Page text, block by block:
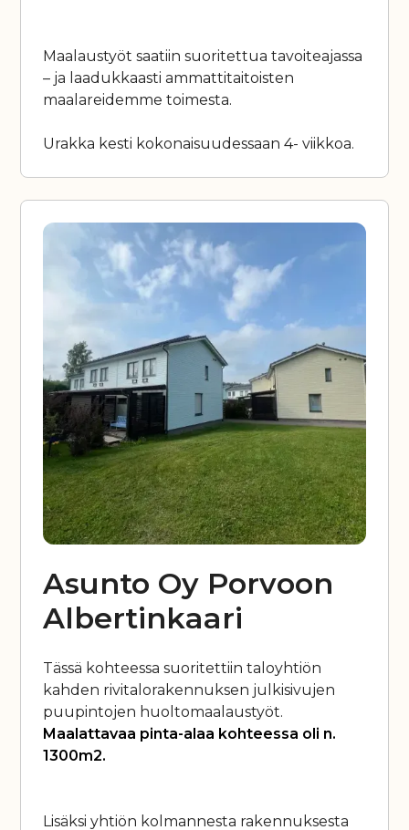
Maalaustyöt saatiin suoritettua tavoiteajassa
– ja laadukkaasti ammattitaitoisten
maalareidemme toimesta.
Urakka kesti kokonaisuudessaan 4- viikkoa.
Asunto Oy Porvoon
Albertinkaari
Tässä kohteessa suoritettiin taloyhtiön
kahden rivitalorakennuksen julkisivujen
puupintojen huoltomaalaustyöt.
Maalattavaa pinta-alaa kohteessa oli n.
1300m2.
Lisäksi yhtiön kolmannesta rakennuksesta